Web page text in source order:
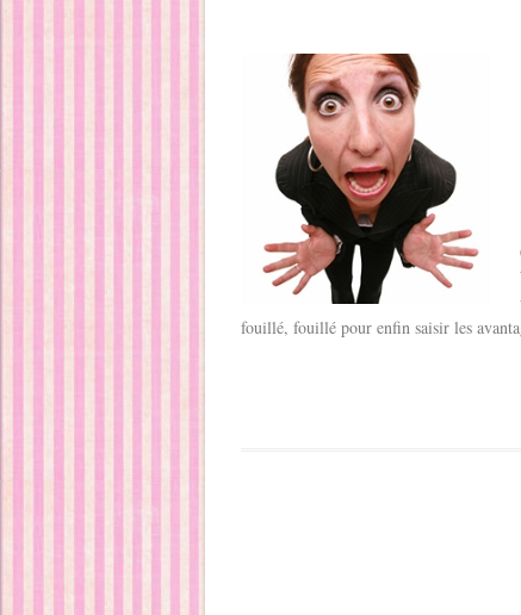
fouillé, fouillé pour enfin saisir les